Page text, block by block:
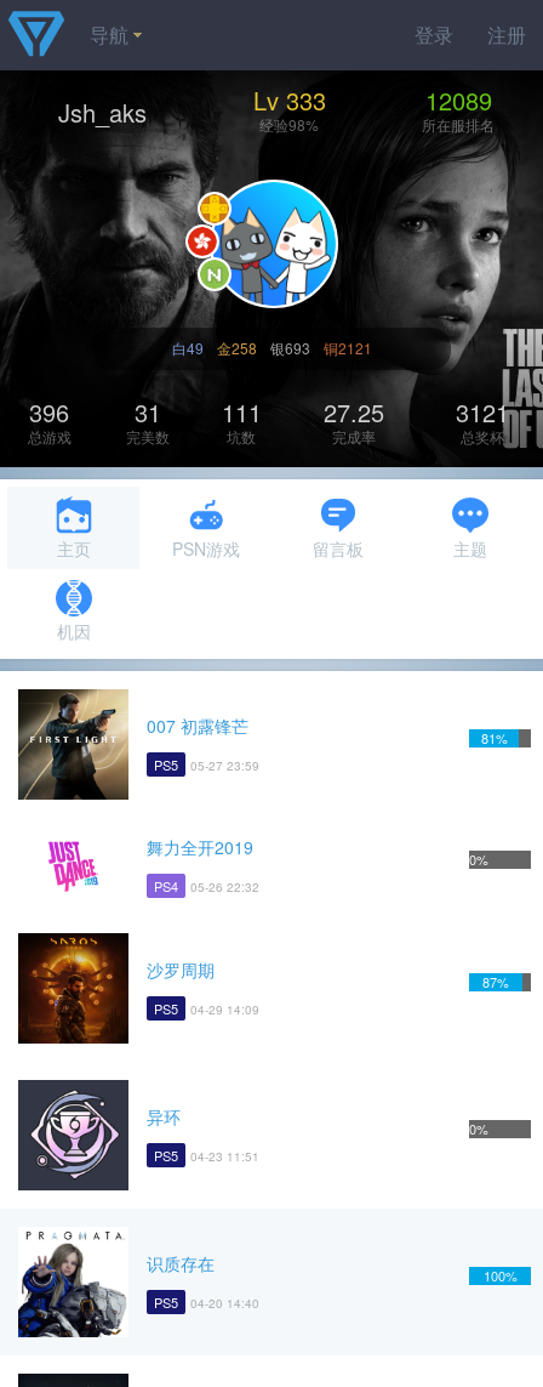
登录 注册
导航
Jsh_aks Lv 333
经验98%
12089
所在服排名
白49 金258 银693 铜2121
396
总游戏
31
完美数
111
坑数
27.25
完成率
3121
总奖杯
主页 PSN游戏 留言板 主题
机因
007 初露锋芒
PS5 05-27 23:59
81%
舞力全开2019
PS4 05-26 22:32
0%
沙罗周期
PS5 04-29 14:09
87%
异环
PS5 04-23 11:51
0%
识质存在
PS5 04-20 14:40
100%